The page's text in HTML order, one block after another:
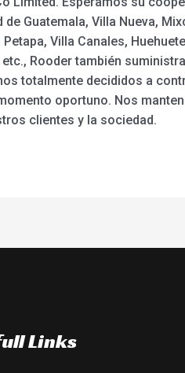
Guatemala, Villa Nueva,
Villa Canales,
Rooder también
totalmente decididos a
oportuno. Nos
clientes y la sociedad.
Links